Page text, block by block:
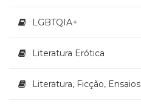
Filosofia
(132)
categoria
LGBTQIA+
Literatura Erótica
Literatura, Ficção, Ensaios